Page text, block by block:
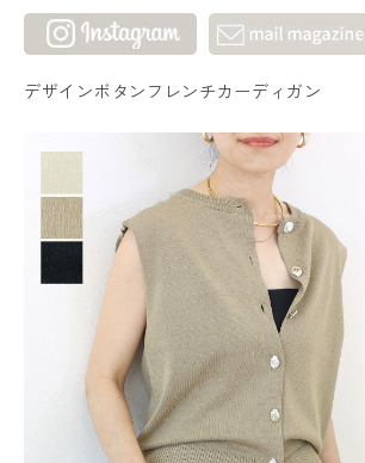
デザインボタンフレンチカーディガン